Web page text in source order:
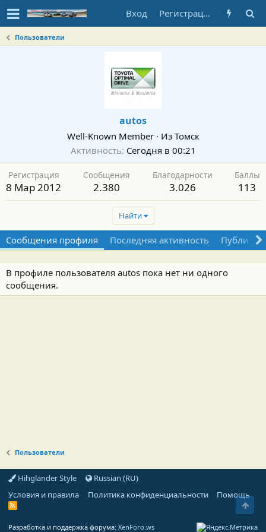
Вход Регистрация
Пользователи
autos
Well-Known Member · Из Томск
Активность Сегодня в 00:21
Регистрация
8 Мар 2012
Сообщения
2.380
Благодарности
3.026
Баллы
113
Найти
Сообщения профиля Последняя активность
В профиле пользователя autos пока нет ни одного
сообщения.
Пользователи
Hihglander Style
Russian (RU)
Условия и правила
Политика конфиденциальности Помощь
R
Разработка и поддержка форума: XenForo.ws